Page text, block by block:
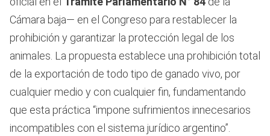
Cámara baja— en el Congreso para restablecer la
prohibición y garantizar la protección legal de los
animales. La propuesta establece una prohibición total
de la exportación de todo tipo de ganado vivo, por
cualquier medio y con cualquier fin, fundamentando
que esta práctica “impone sufrimientos innecesarios
incompatibles con el sistema jurídico argentino”.